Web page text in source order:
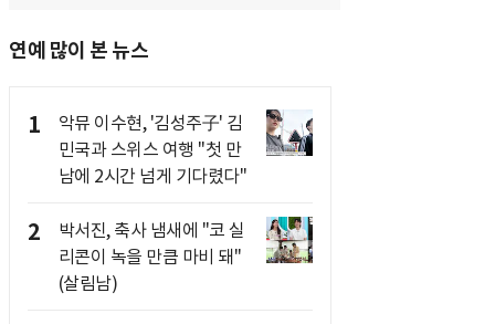
연예 많이 본 뉴스
1
악뮤 이수현, '김성주子' 김
민국과 스위스 여행 "첫 만
남에 2시간 넘게 기다렸다"
2
박서진, 축사 냄새에 "코 실
리콘이 녹을 만큼 마비 돼"
(살림남)